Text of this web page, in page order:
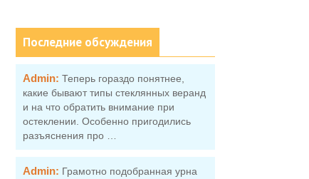
Последние обсуждения
Admin: Теперь гораздо понятнее,
какие бывают типы стеклянных веранд
и на что обратить внимание при
остеклении. Особенно пригодились
разъяснения про …
Admin: Грамотно подобранная урна